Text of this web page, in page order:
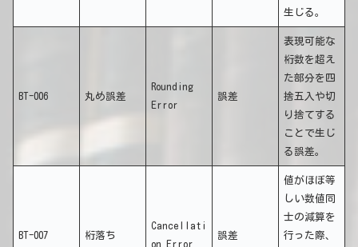
生じる。
BT-006 丸め誤差
Rounding
Error
誤差
表現可能な
桁数を超え
た部分を四
捨五入や切
り捨てする
ことで生じ
る誤差。
BT-007 桁落ち
Cancellati
on Error
誤差
値がほぼ等
しい数値同
士の減算を
行った際、